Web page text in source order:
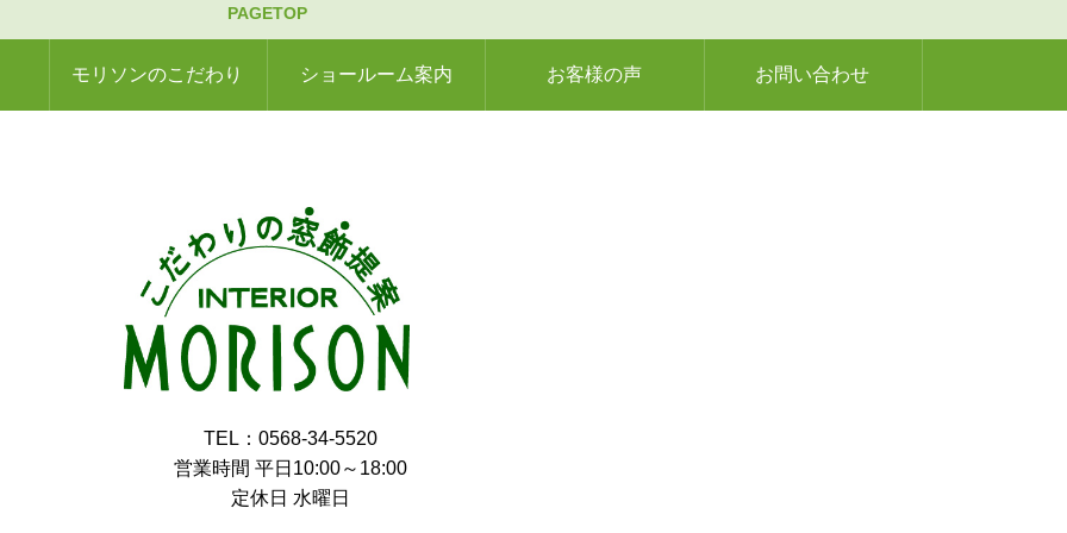
PAGETOP
モリソンのこだわり ショールーム案内 お客様の声 お問い合わせ
TEL：0568-34-5520
営業時間 平日10:00～18:00
定休日 水曜日